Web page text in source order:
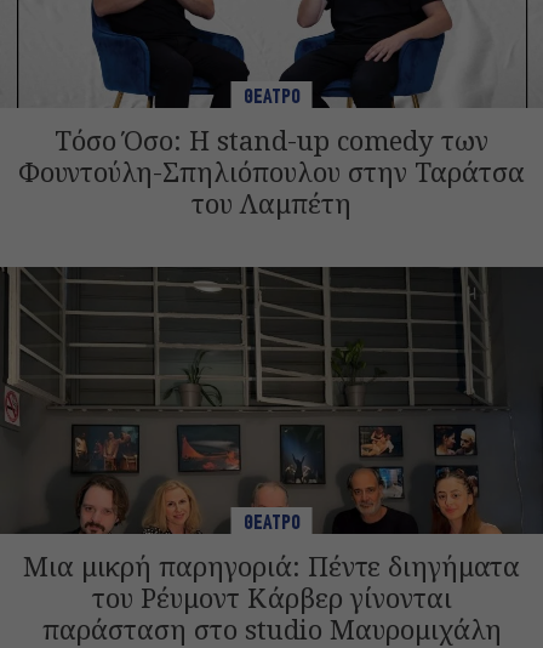
ΘΕΑΤΡΟ
Τόσο Όσο: Η stand-up comedy των
Φουντούλη-Σπηλιόπουλου στην Ταράτσα
του Λαμπέτη
ΘΕΑΤΡΟ
Μια μικρή παρηγοριά: Πέντε διηγήματα
του Ρέυμοντ Κάρβερ γίνονται
παράσταση στο studio Μαυρομιχάλη